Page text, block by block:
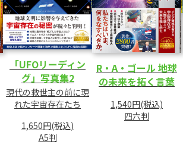
「UFOリーディン
グ」写真集2
現代の救世主の前に現
れた宇宙存在たち
1,650円(税込)
A5判
R・A・ゴール 地球
の未来を拓く言葉
1,540円(税込)
四六判